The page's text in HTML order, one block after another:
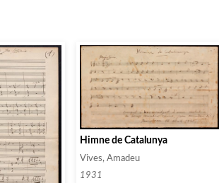
Himne de Catalunya
Vives, Amadeu
1931